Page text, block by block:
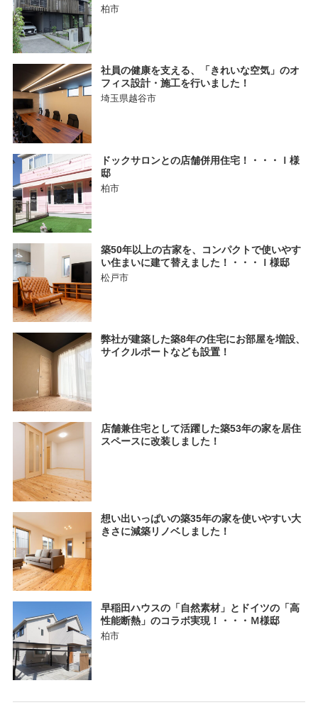
柏市
社員の健康を支える、「きれいな空気」のオ
フィス設計・施工を行いました！
埼玉県越谷市
ドックサロンとの店舗併用住宅！・・・Ｉ様
邸
柏市
築50年以上の古家を、コンパクトで使いやす
い住まいに建て替えました！・・・Ｉ様邸
松戸市
弊社が建築した築8年の住宅にお部屋を増設、
サイクルポートなども設置！
店舗兼住宅として活躍した築53年の家を居住
スペースに改装しました！
想い出いっぱいの築35年の家を使いやすい大
きさに減築リノベしました！
早稲田ハウスの「自然素材」とドイツの「高
性能断熱」のコラボ実現！・・・Ｍ様邸
柏市